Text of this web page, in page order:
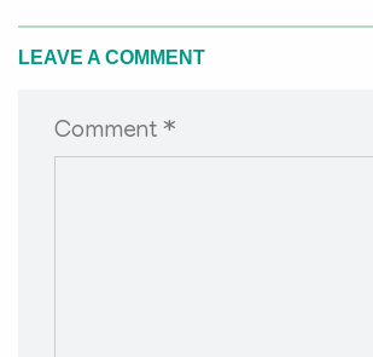
LEAVE A COMMENT
Comment *